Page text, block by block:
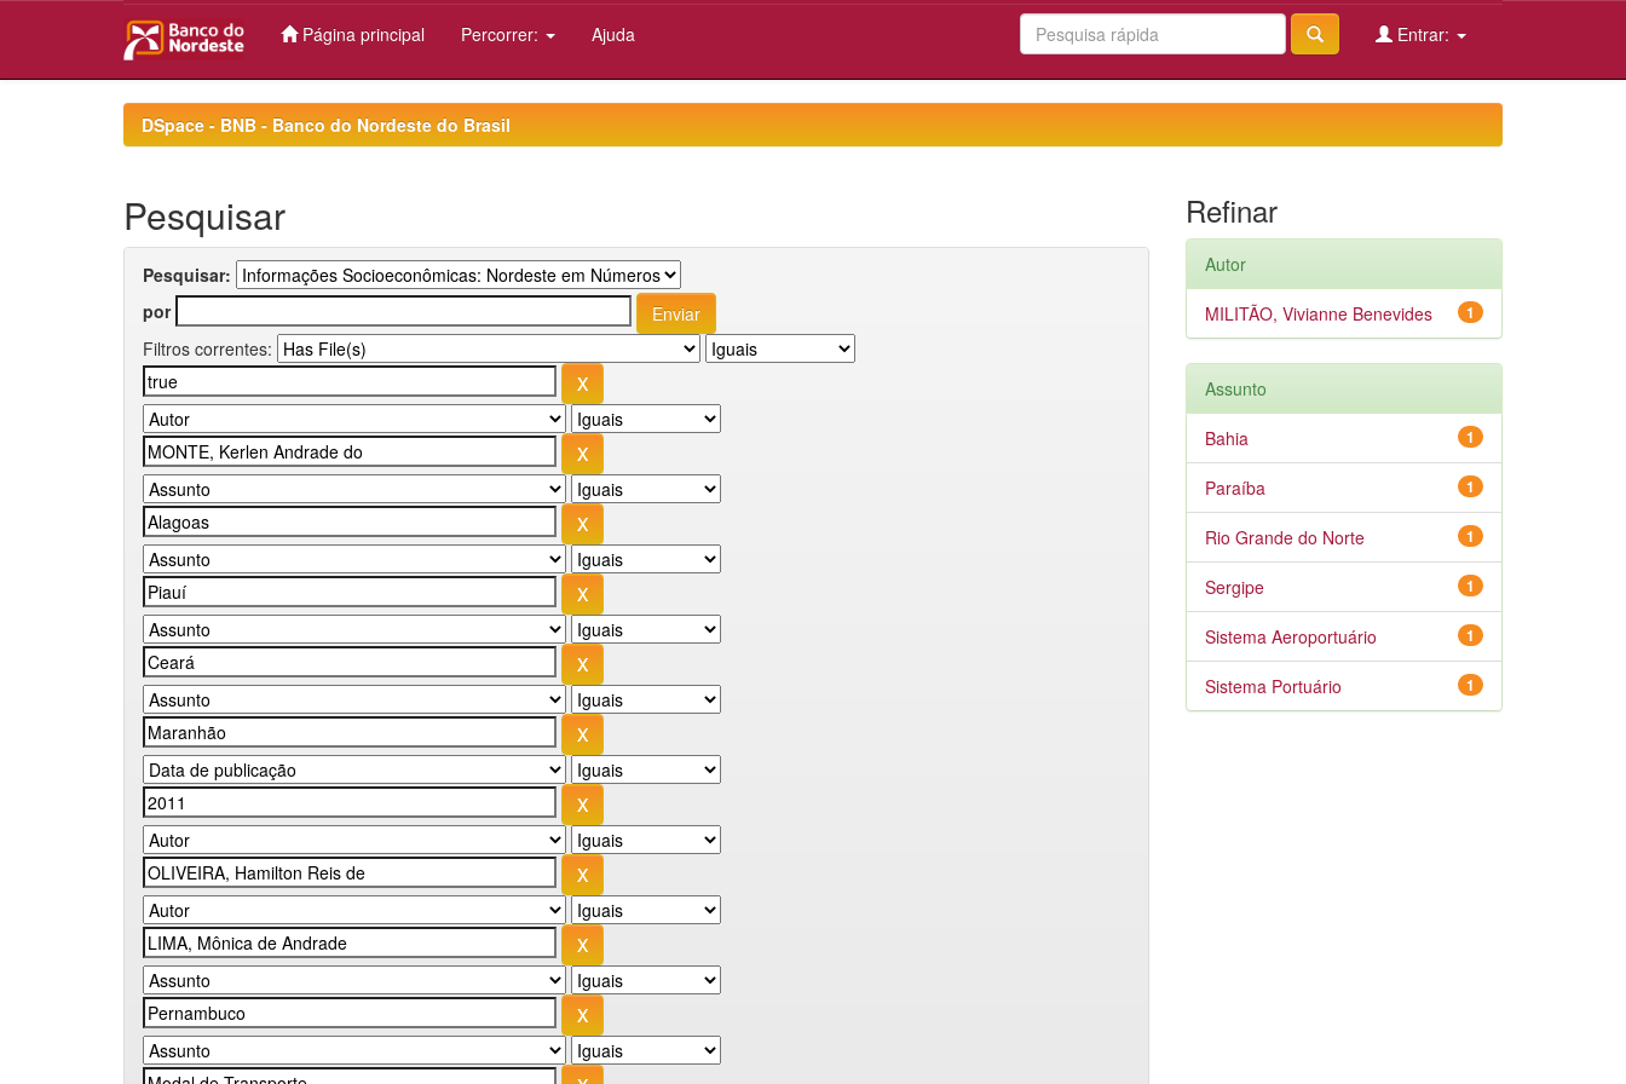
Página principal Percorrer: Ajuda Entrar:
DSpace - BNB - Banco do Nordeste do Brasil
Pesquisar
Pesquisar:
por
Filtros correntes:
Refinar
Autor
1
MILITÃO, Vivianne Benevides
Assunto
1
Bahia
1
Paraíba
1
Rio Grande do Norte
1
Sergipe
1
Sistema Aeroportuário
1
Sistema Portuário